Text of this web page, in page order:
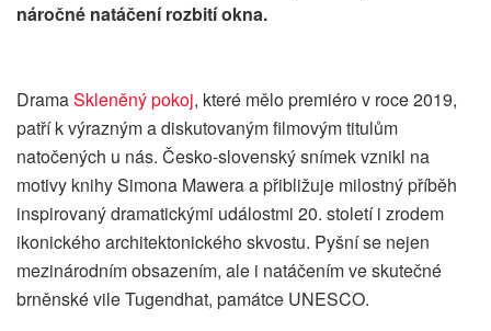
náročné natáčení rozbití okna.
DramaSkleněný pokoj, které mělo premiéro v roce 2019,
patří k výrazným a diskutovaným filmovým titulům
natočených u nás. Česko-slovenský snímek vznikl na
motivy knihy Simona Mawera a přibližuje milostný příběh
inspirovaný dramatickými událostmi 20. století i zrodem
ikonického architektonického skvostu. Pyšní se nejen
mezinárodním obsazením, ale i natáčením ve skutečné
brněnské vile Tugendhat, památce UNESCO.